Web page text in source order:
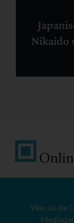
Nikaido
Was ist die